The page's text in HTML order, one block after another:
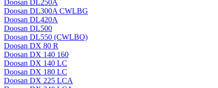
Doosan DL250A
Doosan DL300A CWLBG
Doosan DL420A
Doosan DL500
Doosan DL550 (CWLBO)
Doosan DX 80 R
Doosan DX 140 160
Doosan DX 140 LC
Doosan DX 180 LC
Doosan DX 225 LCA